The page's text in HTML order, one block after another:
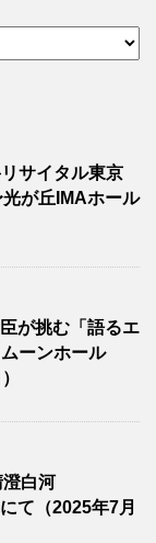
サイタル東京
が丘IMAホール
が挑む「語るエ
ーンホール
澄白河
て（2025年7月